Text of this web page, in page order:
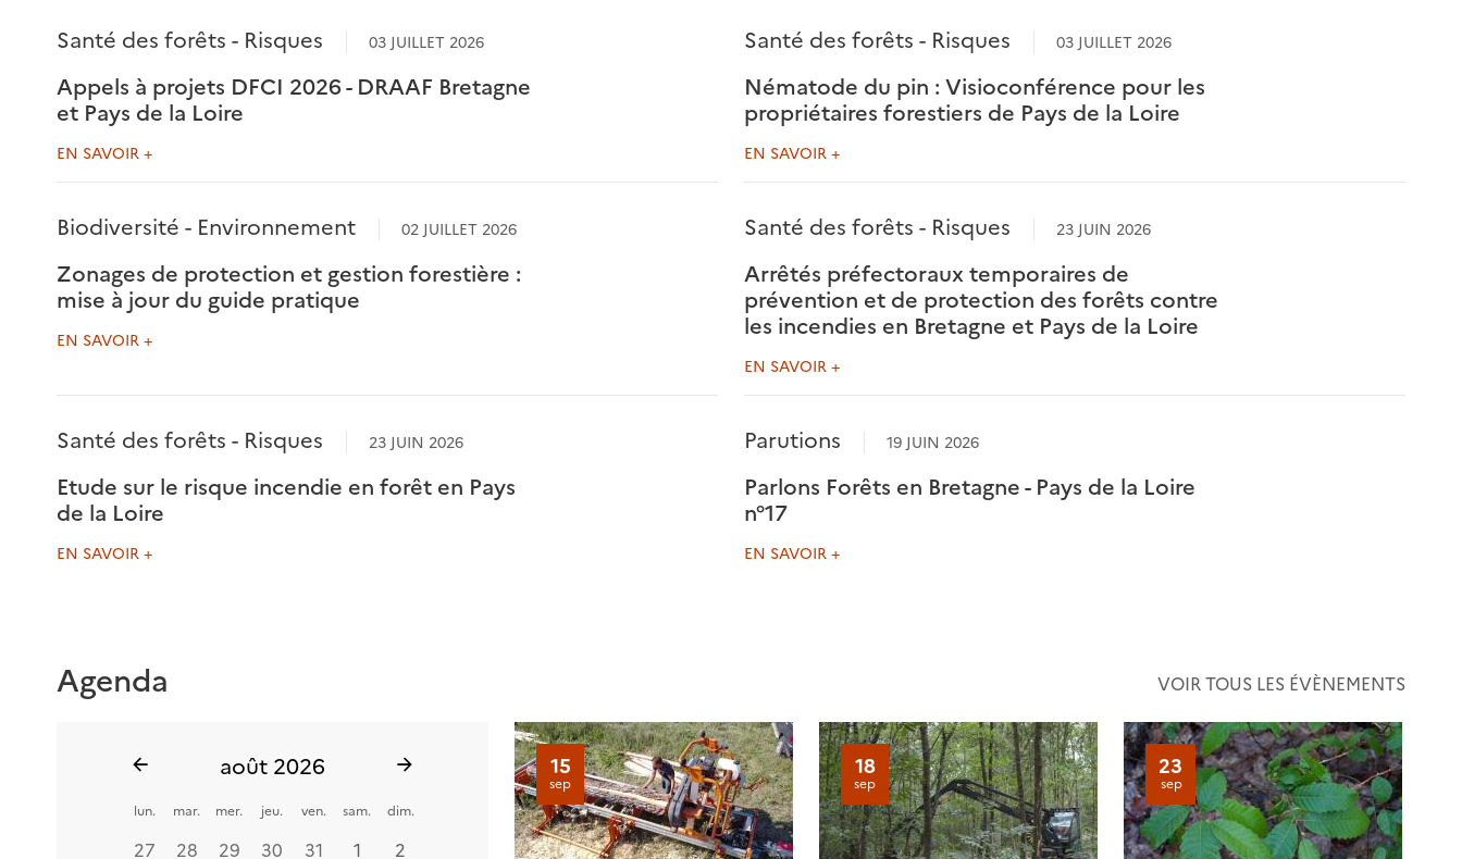
Santé des forêts - Risques 03 JUILLET 2026
Appels à projets DFCI 2026 - DRAAF Bretagne
et Pays de la Loire
EN SAVOIR +
Santé des forêts - Risques 03 JUILLET 2026
Nématode du pin : Visioconférence pour les
propriétaires forestiers de Pays de la Loire
EN SAVOIR +
Biodiversité - Environnement 02 JUILLET 2026
Zonages de protection et gestion forestière :
mise à jour du guide pratique
EN SAVOIR +
Santé des forêts - Risques 23 JUIN 2026
Arrêtés préfectoraux temporaires de
prévention et de protection des forêts contre
les incendies en Bretagne et Pays de la Loire
EN SAVOIR +
Santé des forêts - Risques 23 JUIN 2026
Etude sur le risque incendie en forêt en Pays
de la Loire
EN SAVOIR +
Parutions 19 JUIN 2026
Parlons Forêts en Bretagne - Pays de la Loire
n°17
EN SAVOIR +
Agenda VOIR TOUS LES ÉVÈNEMENTS
août 2026
Voir
les
évènements
du
Voir
les
évènements
du
lun. mar. mer. jeu. ven. sam. dim.
27 28 29 30 31 1 2
15
sep
18
sep
23
sep